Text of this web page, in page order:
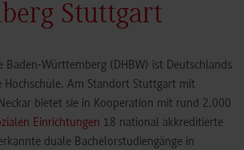
Stuttgart
Baden-Württemberg (DHBW) ist Deutschlands
Hochschule. Am Standort Stuttgart mit
bietet sie in Kooperation mit rund 2.000
Einrichtungen 18 national akkreditierte
duale Bachelorstudiengänge in